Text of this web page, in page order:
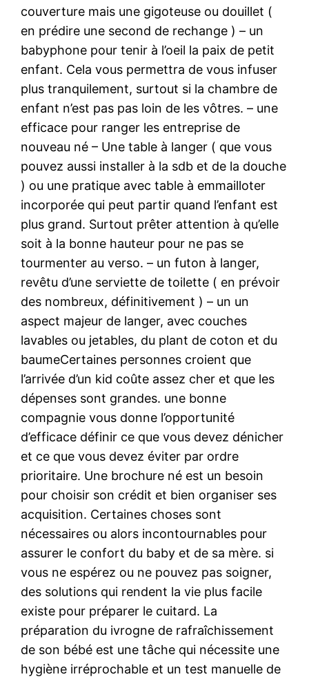
couverture mais une gigoteuse ou douillet (
en prédire une second de rechange ) – un
babyphone pour tenir à l’oeil la paix de petit
enfant. Cela vous permettra de vous infuser
plus tranquilement, surtout si la chambre de
enfant n’est pas pas loin de les vôtres. – une
efficace pour ranger les entreprise de
nouveau né – Une table à langer ( que vous
pouvez aussi installer à la sdb et de la douche
) ou une pratique avec table à emmailloter
incorporée qui peut partir quand l’enfant est
plus grand. Surtout prêter attention à qu’elle
soit à la bonne hauteur pour ne pas se
tourmenter au verso. – un futon à langer,
revêtu d’une serviette de toilette ( en prévoir
des nombreux, définitivement ) – un un
aspect majeur de langer, avec couches
lavables ou jetables, du plant de coton et du
baumeCertaines personnes croient que
l’arrivée d’un kid coûte assez cher et que les
dépenses sont grandes. une bonne
compagnie vous donne l’opportunité
d’efficace définir ce que vous devez dénicher
et ce que vous devez éviter par ordre
prioritaire. Une brochure né est un besoin
pour choisir son crédit et bien organiser ses
acquisition. Certaines choses sont
nécessaires ou alors incontournables pour
assurer le confort du baby et de sa mère. si
vous ne espérez ou ne pouvez pas soigner,
des solutions qui rendent la vie plus facile
existe pour préparer le cuitard. La
préparation du ivrogne de rafraîchissement
de son bébé est une tâche qui nécessite une
hygiène irréprochable et un test manuelle de